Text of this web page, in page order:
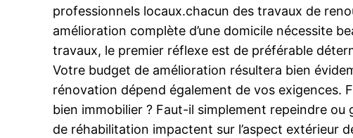
professionnels locaux.chacun des travaux de
amélioration complète d’une domicile nécessite
travaux, le premier réflexe est de préférable
Votre budget de amélioration résultera bien
rénovation dépend également de vos exigences.
bien immobilier ? Faut-il simplement repeindre
de réhabilitation impactent sur l’aspect extérieur